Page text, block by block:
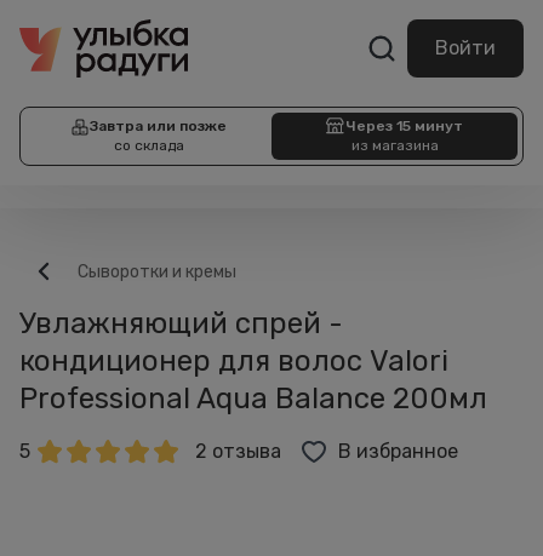
Войти
Завтра или позже
со склада
Через 15 минут
из магазина
Сыворотки и кремы
Увлажняющий спрей -
кондиционер для волос Valori
Professional Aqua Balance 200мл
5 2 отзыва В избранное